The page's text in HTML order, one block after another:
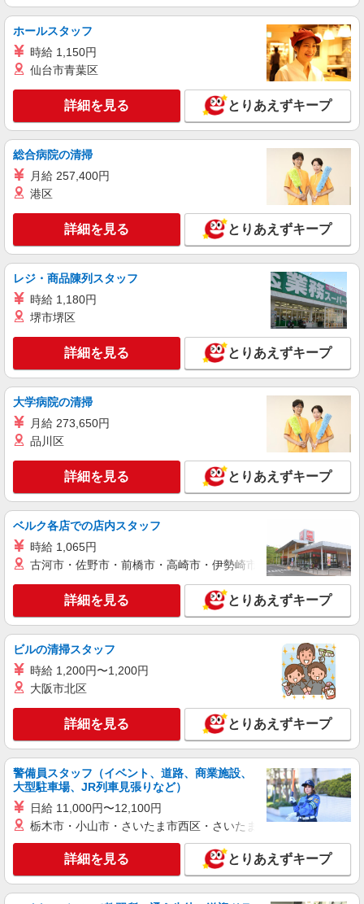
中！働きやすい環境♪
時給1550円〜2187円 ＜日払い有/週払い有/交
大津市坂本周辺｜中学校近く！
キープ 詳細を見る
株式会社kotrio /●KY-H-2093849
NEW
善は急げ≫≫≫履歴書不要＆面接なし！駅チ
時給1550円〜2187円 ＜日払い有/週払い有/交
通費全支給(ガソリン代含む)＞
大津市｜最寄り駅：堅田
キープ 詳細を見る
派遣社員 NEW
≪日払いOK！≫病院の看護助手＊即日勤務
時給1550円〜2187円 ＜日払い有/週払い有/交
キープ 詳細を見る
派遣社員
株式会社kotrio /●KY-H-1991253
NEW
≪日払いOK！≫病院の看護助手＊即日勤務
時給1550円〜2187円 ＜日払い有/週払い有/交
大津市坂本周辺｜中学校近く！
キープ 詳細を見る
派遣社員
株式会社kotrio /●KY-H-1956502
NEW
堅田駅｜看護師さんのサポートスタッフ募集
♪医療行為なし
時給1550円〜2187円 ＜日払い有/週払い有/交
通費全支給(ガソリン代含む)＞
大津市｜最寄り駅：堅田
キープ 詳細を見る
株式会社kotrio /●KY-H-2014199
NEW
≪膳所駅≫年齢不問！０からスタートでも活
ホールスタッフ
時給 1,150円
仙台市青葉区
詳細を見る とりあえずキープ
総合病院の清掃
月給 257,400円
港区
詳細を見る とりあえずキープ
レジ・商品陳列スタッフ
時給 1,180円
堺市堺区
詳細を見る とりあえずキープ
大学病院の清掃
月給 273,650円
品川区
詳細を見る とりあえずキープ
ベルク各店での店内スタッフ
時給 1,065円
古河市・佐野市・前橋市・高崎市・伊勢崎市・太田市・館林市
詳細を見る とりあえずキープ
ビルの清掃スタッフ
時給 1,200円〜1,200円
大阪市北区
詳細を見る とりあえずキープ
警備員スタッフ（イベント、道路、商業施設、
大型駐車場、JR列車見張りなど）
日給 11,000円〜12,100円
栃木市・小山市・さいたま市西区・さいたま市岩槻区・久喜市・
詳細を見る とりあえずキープ